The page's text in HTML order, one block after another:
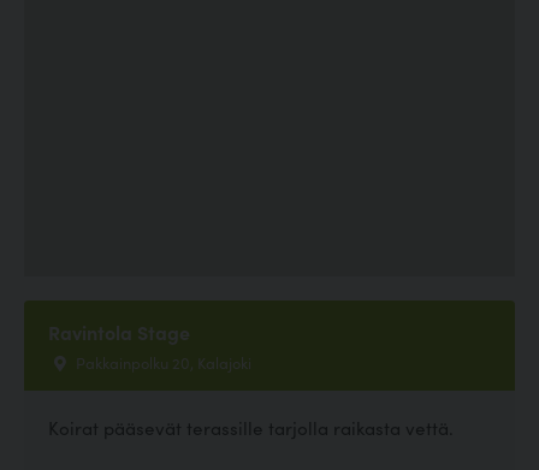
Ravintola Stage
Pakkainpolku 20, Kalajoki
Koirat pääsevät terassille tarjolla raikasta vettä.